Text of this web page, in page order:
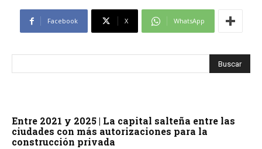
Facebook X WhatsApp
Entre 2021 y 2025 | La capital salteña entre las
ciudades con más autorizaciones para la
construcción privada